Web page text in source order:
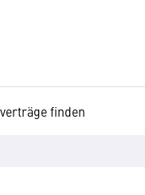
finden